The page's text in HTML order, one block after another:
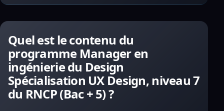
Quel est le contenu du
programme Manager en
ingénierie du Design
Spécialisation UX Design, niveau 7
du RNCP (Bac + 5) ?